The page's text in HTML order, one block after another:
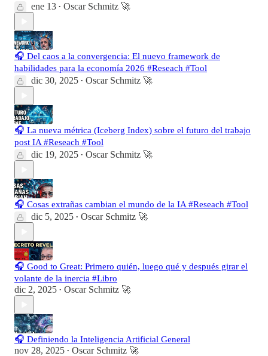
ene 13 • Oscar Schmitz 🚀
🎧 Del caos a la convergencia: El nuevo framework de
habilidades para la economía 2026 #Reseach #Tool
dic 30, 2025 • Oscar Schmitz 🚀
🎧 La nueva métrica (Iceberg Index) sobre el futuro del trabajo
post IA #Reseach #Tool
dic 19, 2025 • Oscar Schmitz 🚀
🎧 Cosas extrañas cambian el mundo de la IA #Reseach #Tool
dic 5, 2025 • Oscar Schmitz 🚀
🎧 Good to Great: Primero quién, luego qué y después girar el
volante de la inercia #Libro
dic 2, 2025 • Oscar Schmitz 🚀
🎧 Definiendo la Inteligencia Artificial General
nov 28, 2025 • Oscar Schmitz 🚀